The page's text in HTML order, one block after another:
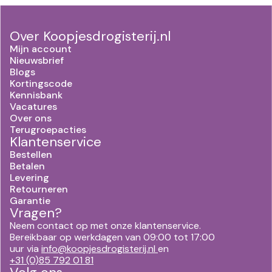
Over Koopjesdrogisterij.nl
Mijn account
Nieuwsbrief
Blogs
Kortingscode
Kennisbank
Vacatures
Over ons
Terugroepacties
Klantenservice
Bestellen
Betalen
Levering
Retourneren
Garantie
Vragen?
Neem contact op met onze klantenservice.
Bereikbaar op werkdagen van 09:00 tot 17:00
uur via info@koopjesdrogisterij.nl en
+31 (0)85 792 01 81